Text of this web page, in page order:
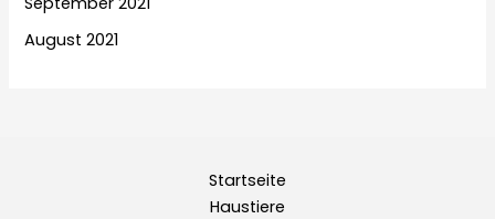
August 2021
Startseite
Haustiere